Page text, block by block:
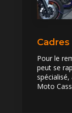
Pour le
peut se
Moto